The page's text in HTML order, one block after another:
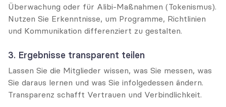
Überwachung oder für Alibi-Maßnahmen (Tokenismus).
Nutzen Sie Erkenntnisse, um Programme, Richtlinien
und Kommunikation differenziert zu gestalten.
3. Ergebnisse transparent teilen
Lassen Sie die Mitglieder wissen, was Sie messen, was
Sie daraus lernen und was Sie infolgedessen ändern.
Transparenz schafft Vertrauen und Verbindlichkeit.